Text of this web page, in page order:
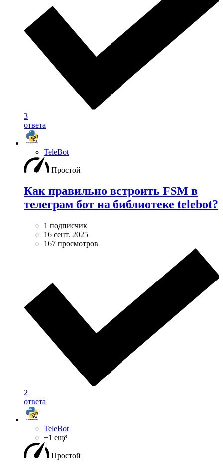
3
ответа
TeleBot
Простой
Как правильно встроить FSM в
телеграм бот на библиотеке telebot?
1 подписчик
16 сент. 2025
167 просмотров
2
ответа
TeleBot
+1 ещё
Простой